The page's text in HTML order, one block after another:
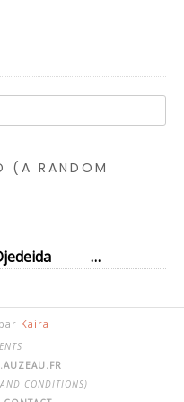
(A RANDOM
Djedeida …
Kaira
CONDITIONS)